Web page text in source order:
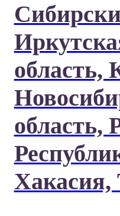
область,
область,
Хакасия,